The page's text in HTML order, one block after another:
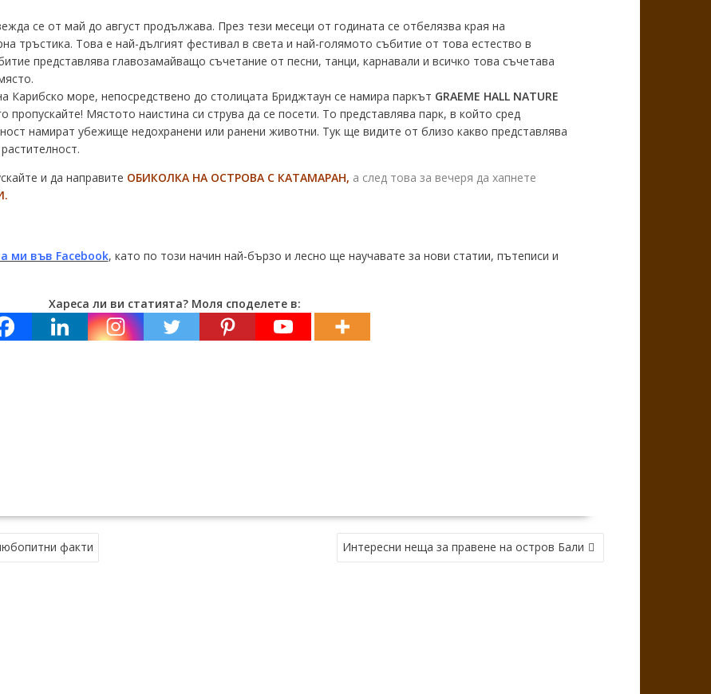
се от май до август продължава. През тези месеци от годината се отбелязва края на
тръстика. Това е най-дългият фестивал в света и най-голямото събитие от това естество в
представлява главозамайващо съчетание от песни, танци, карнавали и всичко това съчетава
Карибско море, непосредствено до столицата Бриджтаун се намира паркът GRAEME HALL NATURE
пропускайте! Мястото наистина си струва да се посети. То представлява парк, в който сред
намират убежище недохранени или ранени животни. Тук ще видите от близо какво представлява
и да направите ОБИКОЛКА НА ОСТРОВА С КАТАМАРАН, а след това за вечеря да хапнете
ми във Facebook, като по този начин най-бързо и лесно ще научавате за нови статии, пътеписи и
Хареса ли ви статията? Моля споделете в:
факти Интересни неща за правене на остров Бали